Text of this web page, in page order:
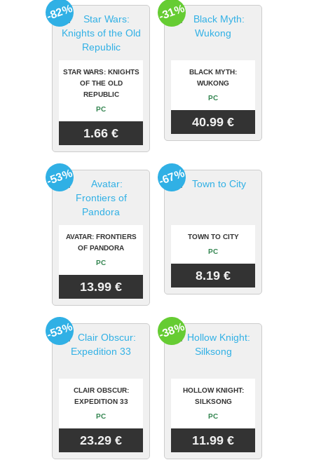
STAR WARS: KNIGHTS
OF THE OLD
REPUBLIC
PC
1.66 €
-82%
BLACK MYTH:
WUKONG
PC
40.99 €
-31%
AVATAR: FRONTIERS
OF PANDORA
PC
13.99 €
-53%
TOWN TO CITY
PC
8.19 €
-67%
CLAIR OBSCUR:
EXPEDITION 33
PC
23.29 €
-53%
HOLLOW KNIGHT:
SILKSONG
PC
11.99 €
-38%